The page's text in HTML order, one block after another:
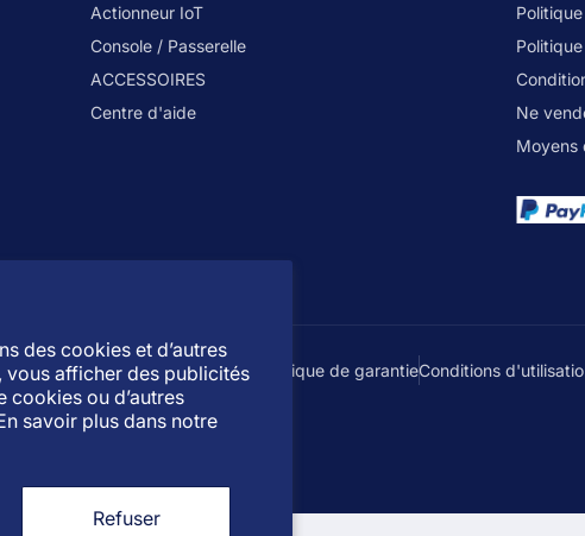
des cookies et d’autres
afficher des publicités
cookies ou d’autres
savoir plus dans notre
Refuser
Actionneur IoT
Console / Passerelle
ACCESSOIRES
Centre d'aide
Ne
Moyens
Politique d'expédition Politique de garantieConditions